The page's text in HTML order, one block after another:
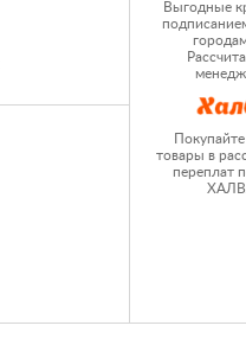
Выгодные
товары в
переплат